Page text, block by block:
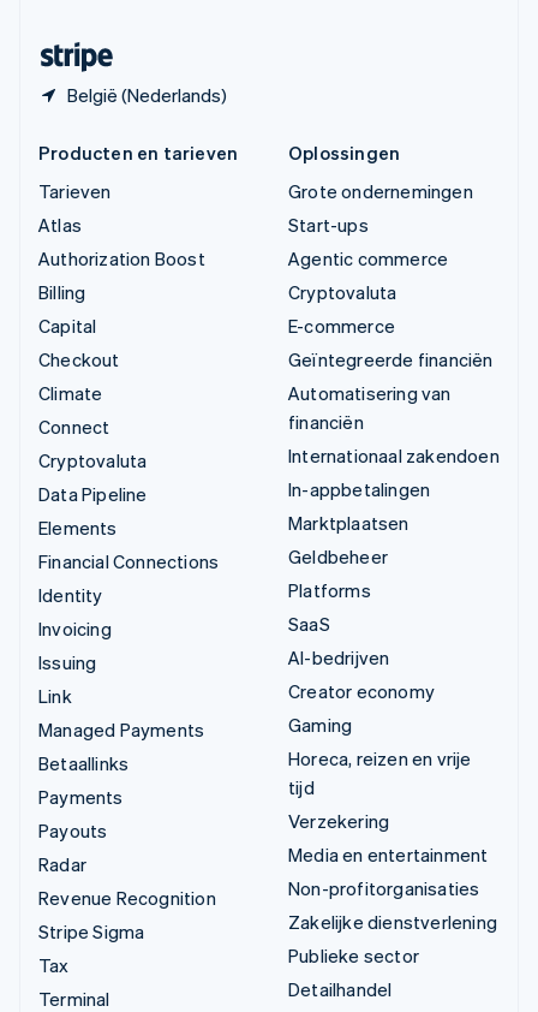
België (Nederlands)
Producten en tarieven
Tarieven
Atlas
Authorization Boost
Billing
Capital
Checkout
Climate
Connect
Cryptovaluta
Data Pipeline
Elements
Financial Connections
Identity
Invoicing
Issuing
Link
Managed Payments
Betaallinks
Payments
Payouts
Radar
Revenue Recognition
Stripe Sigma
Tax
Terminal
Oplossingen
Grote ondernemingen
Start-ups
Agentic commerce
Cryptovaluta
E-commerce
Geïntegreerde financiën
Automatisering van
financiën
Internationaal zakendoen
In-appbetalingen
Marktplaatsen
Geldbeheer
Platforms
SaaS
AI-bedrijven
Creator economy
Gaming
Horeca, reizen en vrije
tijd
Verzekering
Media en entertainment
Non-profitorganisaties
Zakelijke dienstverlening
Publieke sector
Detailhandel